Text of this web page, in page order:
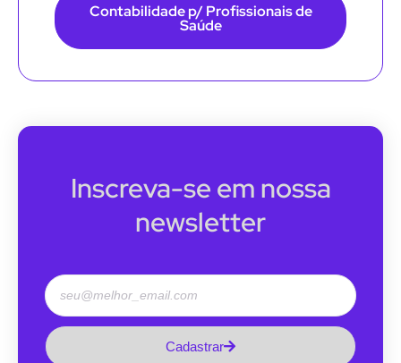
Contabilidade p/ Profissionais de
Saúde
Inscreva-se em nossa
newsletter
Cadastrar